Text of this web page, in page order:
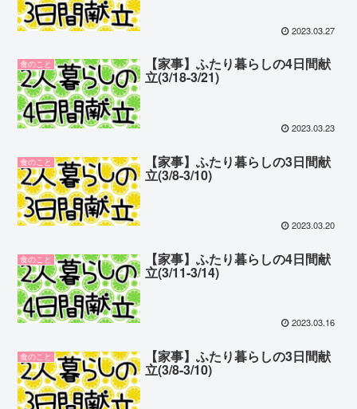
2023.03.27
食のこと 【家事】ふたり暮らしの4日間献
立(3/18-3/21)
2023.03.23
食のこと 【家事】ふたり暮らしの3日間献
立(3/8-3/10)
2023.03.20
食のこと 【家事】ふたり暮らしの4日間献
立(3/11-3/14)
2023.03.16
食のこと 【家事】ふたり暮らしの3日間献
立(3/8-3/10)